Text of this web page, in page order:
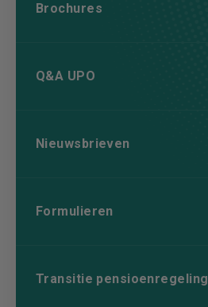
Brochures
Q&A UPO
Nieuwsbrieven
Formulieren
Transitie pensioenregeling